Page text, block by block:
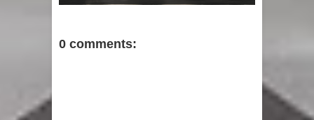
0 comments: